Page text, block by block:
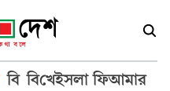
বি বিখেইসলা ফিআমার